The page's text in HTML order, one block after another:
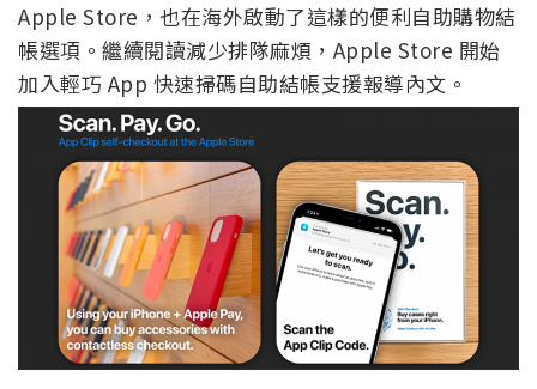
Apple Store，也在海外啟動了這樣的便利自助購物結
帳選項。繼續閱讀減少排隊麻煩，Apple Store 開始
加入輕巧 App 快速掃碼自助結帳支援報導內文。